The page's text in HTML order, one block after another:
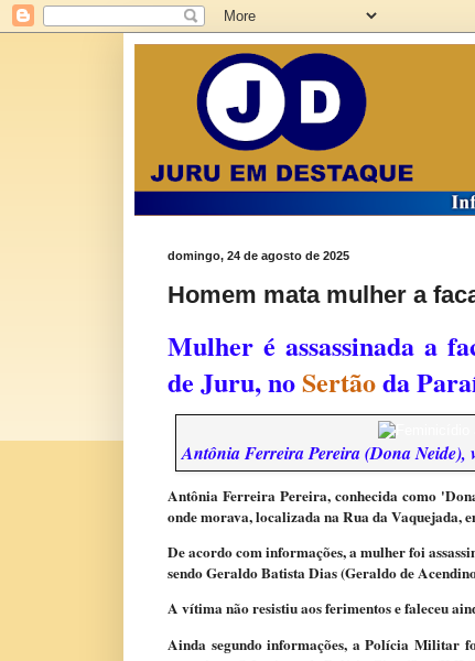
domingo, 24 de agosto de 2025
Homem mata mulher a
Mulher é assassinada a
de Juru, noSertãoda
Antônia Ferreira Pereira (Dona Neide),
Antônia Ferreira Pereira, conhecida como
onde morava, localizada na Rua da Vaquejada,
De acordo com informações, a mulher foi
sendo Geraldo Batista Dias (Geraldo de
A vítima não resistiu aos ferimentos e faleceu
Ainda segundo informações, a Polícia Militar